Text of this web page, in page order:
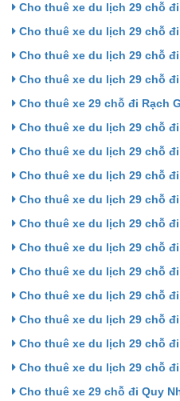
Cho thuê xe du lịch 29 chỗ
Cho thuê xe du lịch 29 chỗ đi
Cho thuê xe du lịch 29 chỗ
Cho thuê xe du lịch 29 chỗ
Cho thuê xe 29 chỗ đi Rạch
Cho thuê xe du lịch 29 chỗ
Cho thuê xe du lịch 29 chỗ
Cho thuê xe du lịch 29 chỗ
Cho thuê xe du lịch 29 chỗ
Cho thuê xe du lịch 29 chỗ đi
Cho thuê xe du lịch 29 chỗ đi
Cho thuê xe du lịch 29 chỗ
Cho thuê xe du lịch 29 chỗ
Cho thuê xe du lịch 29 chỗ
Cho thuê xe du lịch 29 chỗ
Cho thuê xe du lịch 29 chỗ đi
Cho thuê xe 29 chỗ đi Quy